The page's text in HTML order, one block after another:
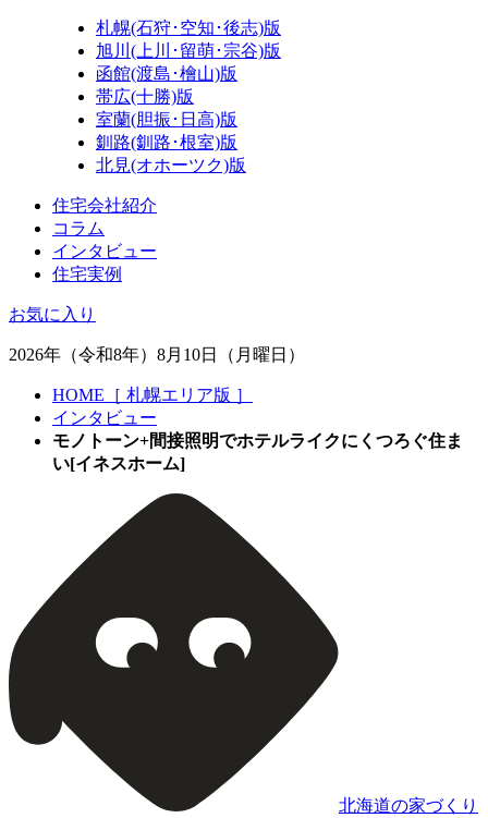
札幌(石狩･空知･後志)版
旭川(上川･留萌･宗谷)版
函館(渡島･檜山)版
帯広(十勝)版
室蘭(胆振･日高)版
釧路(釧路･根室)版
北見(オホーツク)版
住宅会社紹介
コラム
インタビュー
住宅実例
お気に入り
2026年（令和8年）8月10日（月曜日）
HOME［ 札幌エリア版 ］
インタビュー
モノトーン+間接照明でホテルライクにくつろぐ住ま
い[イネスホーム]
北海道の家づくり